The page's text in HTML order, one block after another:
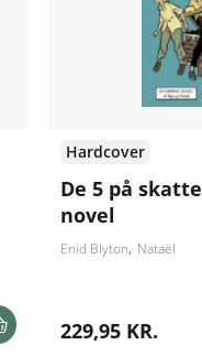
Hardcover
De 5 på
novel
Enid Blyton Nataël
229,95 KR.